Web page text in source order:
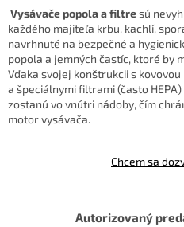
p
r
v
k
y
v
ý
u
e
Vysávače popola a filtresú
každého majiteľa krbu, kachlí,
navrhnuté na bezpečné a
popola a jemných častíc, ktoré by
Vďaka svojej konštrukcii s
a špeciálnymi filtrami (často
zostanú vo vnútri nádoby, čím
motor vysávača.
Chcem sa
Autorizovaný